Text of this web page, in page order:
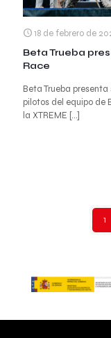
18 de febrero de
Beta Trueba
Race
Beta Trueba
pilotos del equipo de
la XTREME […]
1